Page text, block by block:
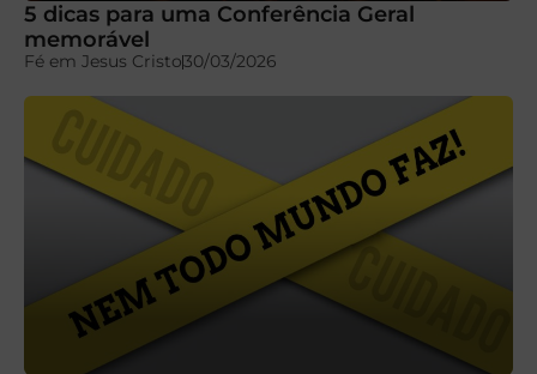
5 dicas para uma Conferência Geral
memorável
Fé em Jesus Cristo30/03/2026